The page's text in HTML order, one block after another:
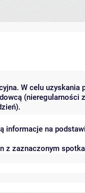
W celu
(nieregularności
informacje na
z zaznaczonym